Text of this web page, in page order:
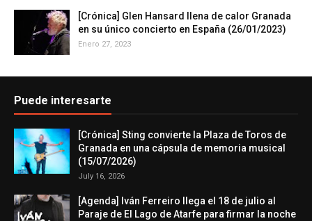
[Crónica] Glen Hansard llena de calor Granada
en su único concierto en España (26/01/2023)
Enero 27, 2023
Puede interesarte
[Crónica] Sting convierte la Plaza de Toros de
Granada en una cápsula de memoria musical
(15/07/2026)
July 16, 2026
[Agenda] Iván Ferreiro llega el 18 de julio al
Paraje de El Lago de Atarfe para firmar la noche